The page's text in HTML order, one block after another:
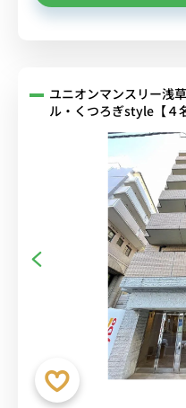
ユニオンマンスリー浅
ル・くつろぎstyle【４